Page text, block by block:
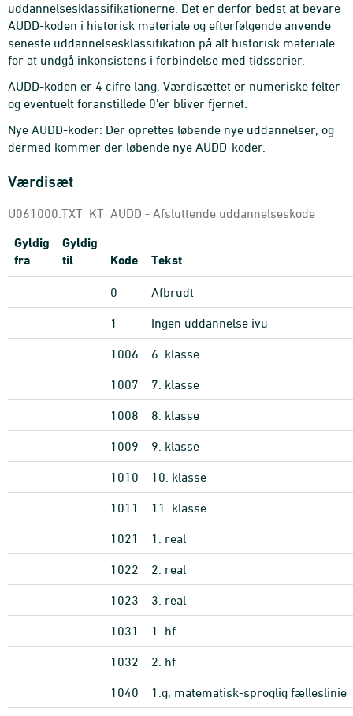
uddannelsesklassifikationerne. Det er derfor bedst at bevare
AUDD-koden i historisk materiale og efterfølgende anvende
seneste uddannelsesklassifikation på alt historisk materiale
for at undgå inkonsistens i forbindelse med tidsserier.
AUDD-koden er 4 cifre lang. Værdisættet er numeriske felter
og eventuelt foranstillede 0'er bliver fjernet.
Nye AUDD-koder: Der oprettes løbende nye uddannelser, og
dermed kommer der løbende nye AUDD-koder.
Værdisæt
U061000.TXT_KT_AUDD - Afsluttende uddannelseskode
Gyldig
fra
Gyldig
til
Kode Tekst
0 Afbrudt
1 Ingen uddannelse ivu
1006 6. klasse
1007 7. klasse
1008 8. klasse
1009 9. klasse
1010 10. klasse
1011 11. klasse
1021 1. real
1022 2. real
1023 3. real
1031 1. hf
1032 2. hf
1040 1.g, matematisk-sproglig fælleslinie